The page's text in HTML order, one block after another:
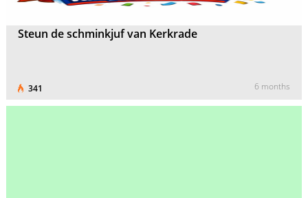
Steun de schminkjuf van Kerkrade
341 6 months